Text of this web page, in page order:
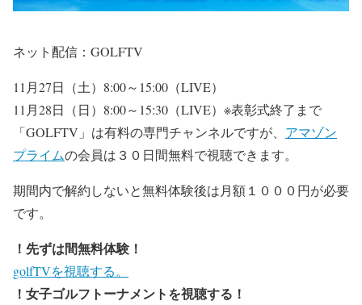
ネット配信：GOLFTV
11月27日（土）8:00～15:00（LIVE）
11月28日（日）8:00～15:30（LIVE）※表彰式終了まで
「GOLFTV」は有料の専門チャンネルですが、 アマゾン
プライムの会員は３０日間無料で視聴できます。
期間内で解約しないと無料体験後は月額１０００円が必要
です。
！先ずは間無料体験！
golfTVを視聴する。
！女子ゴルフトーナメントを視聴する！